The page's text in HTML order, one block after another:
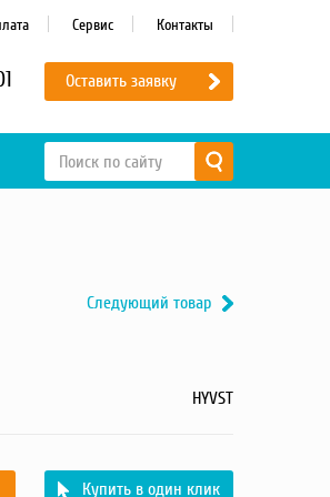
Оставить заявку
Сервис Контакты
Следующий товар
HYVST
Купить в один клик